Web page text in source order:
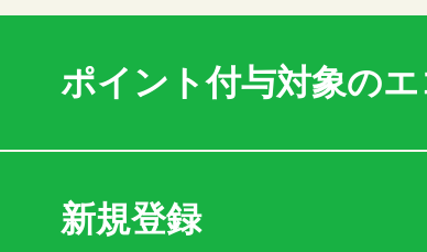
ポイント付与対象の
新規登録